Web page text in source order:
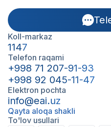
Koll-markaz
1147
Telefon raqami
+998 71 207-91-93
+998 92 045-11-47
Elektron pochta
info@eai.uz
Qayta aloqa shakli
To'lov usullari